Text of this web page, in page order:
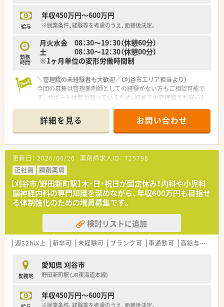
給与
年収450万円～600万円
※就業条件、経験等を考慮のうえ、面接後決定。
勤務
時間
月火水金 08：30～19：30（休憩60分）
土 08：30～12：30（休憩00分）
※1ヶ月単位の変形労働時間制
＼管理職の未経験者も大歓迎／（刈谷市エリア担当より）
今回の募集は管理薬剤師としての経験がない方もご相談可能で
す。サポート体制が整っているため、初めての管理職でも安心し
＊------------------------------------------＊
【店舗情報と応需状況について】
■最寄りである野田新町駅からは車で8分ほどの立地であり、
日々の通勤にも便利なアクセス環境が魅力の薬局です。
■近隣のクリニックより内科や小児科脳神経内科の処方箋を1日
に20枚から30枚ほど応需し専門性を高められます。
■平日は中抜け時間があり、木曜日は定休日、土曜日は午前中の
みの営業となっておりメリハリをつけて働けます。
【募集背景と求める人物像について】
■今回は店舗の体制強化および患者様へのサービス向上を目的
とした、管理薬剤師の増員による採用募集です。
■内科・小児科領域の調剤業務に興味を持ち、スタッフと協力し
ながら円滑な店舗運営を推進できる方を歓迎しています。
ての業務が初めての方もご相談が可能な求人です。
【法人特徴について】
い環境が整っています。
■地域医療への貢献を第一に掲げ、患者様お一人おひとりとの信
詳細を見る お問い合わせ
更新日： 2026/06/26 薬剤師求人ID： 725798
正社員
調剤薬局
【刈谷市/野田新町駅】木・日・祝日が固定休み！内科や小児科
脳神経内科の専門知識を深めながら、年収600万円も目指せ
る体制強化のための増員募集です。
検討リストに追加
週32h以上 新卒可 未経験可 ブランク可 車通勤可 高給与(600万円以上)
勤務地
愛知県 刈谷市
野田新町駅 (JR東海道本線)
年収450万円～600万円
※就業条件、経験等を考慮のうえ、面接後決定。